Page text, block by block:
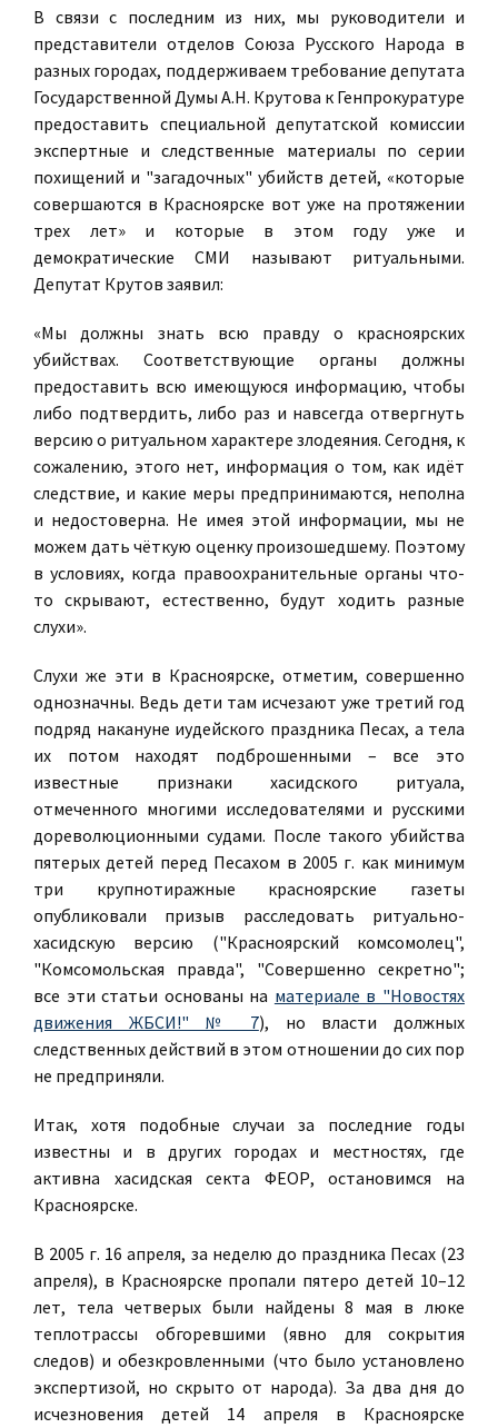
В связи с последним из них, мы руководители и
представители отделов Союза Русского Народа в
разных городах, поддерживаем требование депутата
Государственной Думы А.Н. Крутова к Генпрокуратуре
предоставить специальной депутатской комиссии
экспертные и следственные материалы по серии
похищений и "загадочных" убийств детей, «которые
совершаются в Красноярске вот уже на протяжении
трех лет» и которые в этом году уже и
демократические СМИ называют ритуальными.
Депутат Крутов заявил:
«Мы должны знать всю правду о красноярских
убийствах. Соответствующие органы должны
предоставить всю имеющуюся информацию, чтобы
либо подтвердить, либо раз и навсегда отвергнуть
версию о ритуальном характере злодеяния. Сегодня, к
сожалению, этого нет, информация о том, как идёт
следствие, и какие меры предпринимаются, неполна
и недостоверна. Не имея этой информации, мы не
можем дать чёткую оценку произошедшему. Поэтому
в условиях, когда правоохранительные органы что-
то скрывают, естественно, будут ходить разные
слухи».
Слухи же эти в Красноярске, отметим, совершенно
однозначны. Ведь дети там исчезают уже третий год
подряд накануне иудейского праздника Песах, а тела
их потом находят подброшенными – все это
известные признаки хасидского ритуала,
отмеченного многими исследователями и русскими
дореволюционными судами. После такого убийства
пятерых детей перед Песахом в 2005 г. как минимум
три крупнотиражные красноярские газеты
опубликовали призыв расследовать ритуально-
хасидскую версию ("Красноярский комсомолец",
"Комсомольская правда", "Совершенно секретно";
все эти статьи основаны на материале в "Новостях
движения ЖБСИ!" № 7), но власти должных
следственных действий в этом отношении до сих пор
не предприняли.
Итак, хотя подобные случаи за последние годы
известны и в других городах и местностях, где
активна хасидская секта ФЕОР, остановимся на
Красноярске.
В 2005 г. 16 апреля, за неделю до праздника Песах (23
апреля), в Красноярске пропали пятеро детей 10–12
лет, тела четверых были найдены 8 мая в люке
теплотрассы обгоревшими (явно для сокрытия
следов) и обезкровленными (что было установлено
экспертизой, но скрыто от народа). За два дня до
исчезновения детей 14 апреля в Красноярске